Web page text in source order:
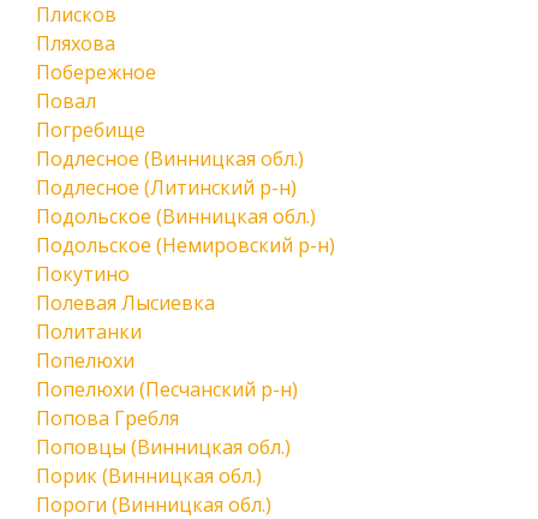
Плисков
Пляхова
Побережное
Повал
Погребище
Подлесное (Винницкая обл.)
Подлесное (Литинский р-н)
Подольское (Винницкая обл.)
Подольское (Немировский р-н)
Покутино
Полевая Лысиевка
Политанки
Попелюхи
Попелюхи (Песчанский р-н)
Попова Гребля
Поповцы (Винницкая обл.)
Порик (Винницкая обл.)
Пороги (Винницкая обл.)